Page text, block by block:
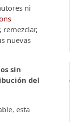
ni
nuevas
sin
del
esta